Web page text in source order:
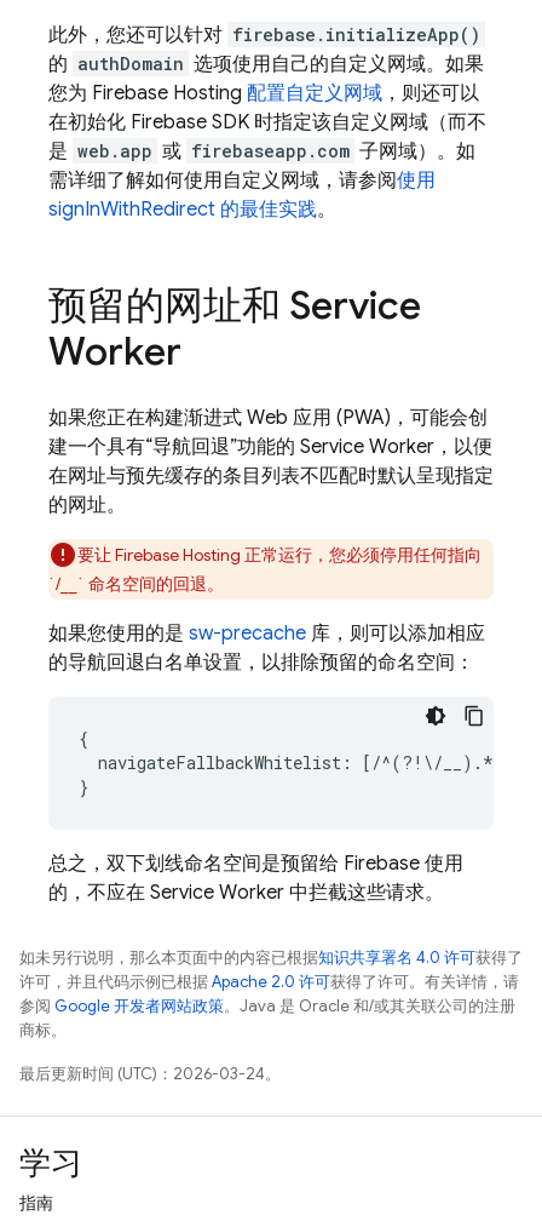
此外，您还可以针对 firebase.initializeApp()
的 authDomain 选项使用自己的自定义网域。如果
您为 Firebase Hosting 配置自定义网域 ，则还可以
在初始化 Firebase SDK 时指定该自定义网域（而不
是 web.app 或 firebaseapp.com 子网域）。如
需详细了解如何使用自定义网域，请参阅使用
signInWithRedirect 的最佳实践。
预留的网址和 Service
Worker
如果您正在构建渐进式 Web 应用 (PWA)，可能会创
建一个具有“导航回退”功能的 Service Worker，以便
在网址与预先缓存的条目列表不匹配时默认呈现指定
的网址。
要让 Firebase Hosting 正常运行，您必须停用任何指向
`/__` 命名空间的回退。
如果您使用的是 sw-precache 库，则可以添加相应
的导航回退白名单设置，以排除预留的命名空间：
{
  navigateFallbackWhitelist: [/^(?!\/__).*/]
总之，双下划线命名空间是预留给 Firebase 使用
的，不应在 Service Worker 中拦截这些请求。
如未另行说明，那么本页面中的内容已根据知识共享署名 4.0 许可获得了
许可，并且代码示例已根据Apache 2.0 许可获得了许可。有关详情，请
参阅 Google 开发者网站政策。Java 是 Oracle 和/或其关联公司的注册
商标。
最后更新时间 (UTC)：2026-03-24。
学习
指南